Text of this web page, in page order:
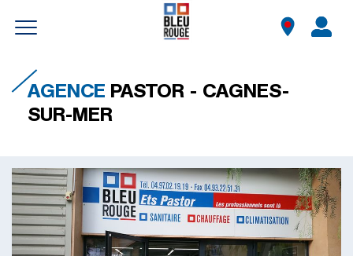
contenu
principal
AGENCE PASTOR - CAGNES-
SUR-MER